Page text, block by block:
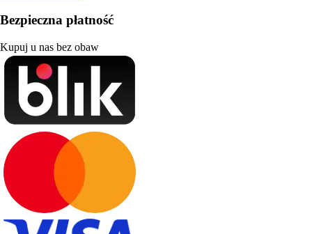
Bezpieczna płatność
Kupuj u nas bez obaw